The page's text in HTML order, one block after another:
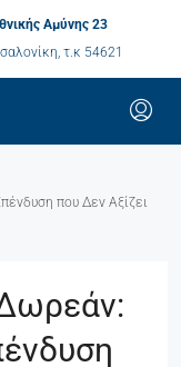
Αμύνης 23
τ.κ 54621
που Δεν Αξίζει